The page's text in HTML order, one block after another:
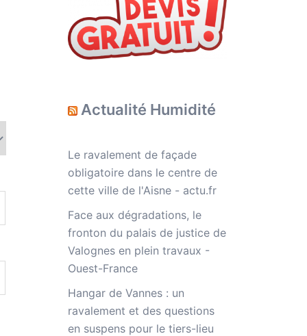
Actualité Humidité
Le ravalement de façade
obligatoire dans le centre de
cette ville de l'Aisne - actu.fr
Face aux dégradations, le
fronton du palais de justice de
Valognes en plein travaux -
Ouest-France
Hangar de Vannes : un
ravalement et des questions
en suspens pour le tiers-lieu